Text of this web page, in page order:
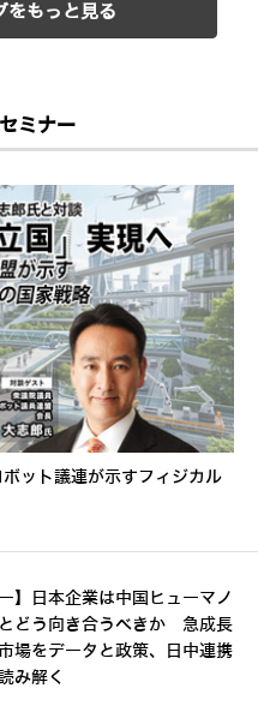
をもっと見る
ミナー
ット議連が示すフィジカル
ー】日本企業は中国ヒューマノ
どう向き合うべきか 急成長
場をデータと政策、日中連携
み解く